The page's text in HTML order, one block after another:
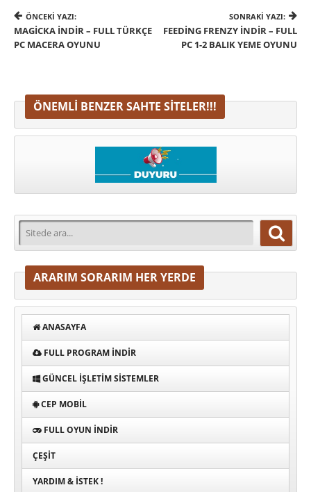
ÖNCEKI YAZI:
MAGICKA İNDIR – FULL TÜRKÇE
PC MACERA OYUNU
SONRAKI YAZI:
FEEDING FRENZY İNDIR – FULL
PC 1-2 BALIK YEME OYUNU
ÖNEMLI BENZER SAHTE SITELER!!!
ARARIM SORARIM HER YERDE
ANASAYFA
FULL PROGRAM INDIR
GÜNCEL İŞLETIM SISTEMLER
CEP MOBIL
FULL OYUN İNDIR
ÇEŞIT
YARDIM & İSTEK !